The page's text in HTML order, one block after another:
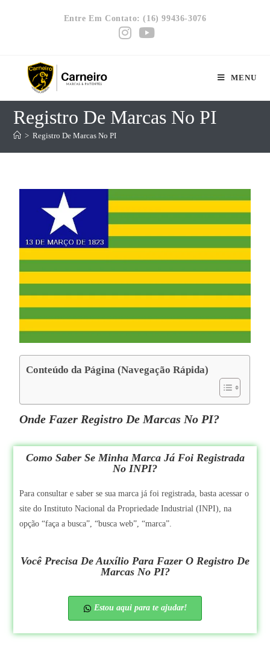
Entre Em Contato: (16) 99436-3076
MENU
Registro De Marcas No PI
> Registro De Marcas No PI
Conteúdo da Página (Navegação Rápida)
Onde Fazer Registro De Marcas No PI?
Como Saber Se Minha Marca Já Foi Registrada
No INPI?
Para consultar e saber se sua marca já foi registrada, basta acessar o
site do Instituto Nacional da Propriedade Industrial (INPI), na
opção “faça a busca”, “busca web”, “marca”.
Você Precisa De Auxílio Para Fazer O Registro De
Marcas No PI?
Estou aqui para te ajudar!